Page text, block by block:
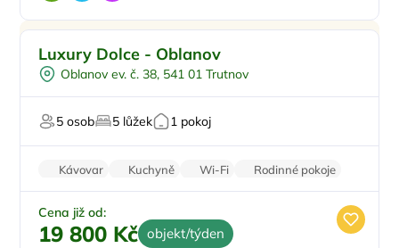
Pro čtyři
Vířivka
U vody
Luxury Dolce - Oblanov
Oblanov ev. č. 38, 541 01 Trutnov
5 osob 5 lůžek 1 pokoj
Kávovar Kuchyně Wi-Fi
Rodinné pokoje
Klimatizace
Cena již od:
19 800 Kč objekt/týden